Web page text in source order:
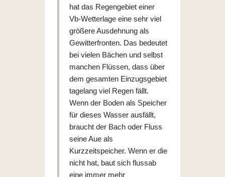
hat das Regengebiet einer
Vb-Wetterlage eine sehr viel
größere Ausdehnung als
Gewitterfronten. Das bedeutet
bei vielen Bächen und selbst
manchen Flüssen, dass über
dem gesamten Einzugsgebiet
tagelang viel Regen fällt.
Wenn der Boden als Speicher
für dieses Wasser ausfällt,
braucht der Bach oder Fluss
seine Aue als
Kurzzeitspeicher. Wenn er die
nicht hat, baut sich flussab
eine immer mehr